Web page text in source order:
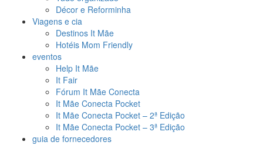
Décor e Reforminha
Viagens e cia
Destinos It Mãe
Hotéis Mom Friendly
eventos
Help It Mãe
It Fair
Fórum It Mãe Conecta
It Mãe Conecta Pocket
It Mãe Conecta Pocket – 2ª Edição
It Mãe Conecta Pocket – 3ª Edição
guia de fornecedores